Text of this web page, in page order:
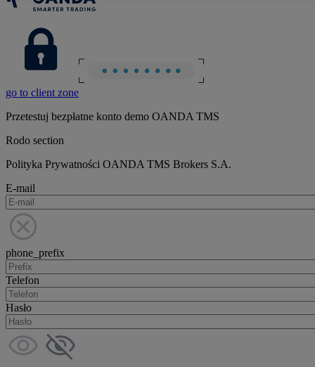
go to client zone
Przetestuj bezpłatne konto demo OANDA TMS
Rodo section
Polityka Prywatności OANDA TMS Brokers S.A.
E-mail
phone_prefix
Telefon
Hasło